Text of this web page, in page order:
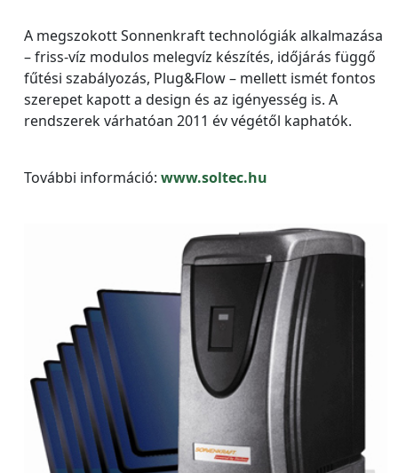
A megszokott Sonnenkraft technológiák alkalmazása
– friss-víz modulos melegvíz készítés, időjárás függő
fűtési szabályozás, Plug&Flow – mellett ismét fontos
szerepet kapott a design és az igényesség is. A
rendszerek várhatóan 2011 év végétől kaphatók.
További információ: www.soltec.hu